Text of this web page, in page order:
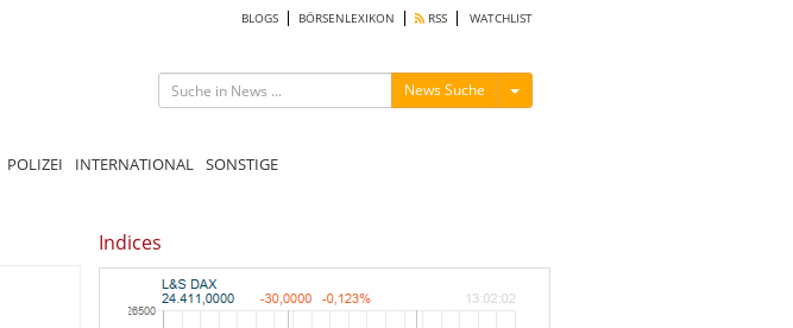
BLOGS BÖRSENLEXIKON RSS WATCHLIST
News Suche Menü ein-/ausblenden
POLIZEI INTERNATIONAL SONSTIGE
Indices